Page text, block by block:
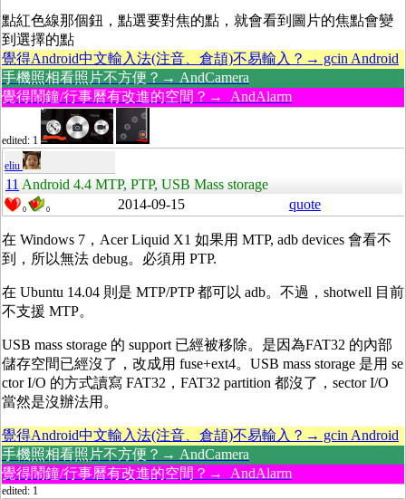
點紅色線那個鈕，點選要對焦的點，就會看到圖片的焦點會變
到選擇的點
覺得Android中文輸入法(注音、倉頡)不易輸入？→ gcin Android
手機照相看照片不方便？→ AndCamera
覺得鬧鐘/行事曆有改進的空間？→ AndAlarm
edited: 1
eliu
11 Android 4.4 MTP, PTP, USB Mass storage
0 0 2014-09-15 quote
在 Windows 7，Acer Liquid X1 如果用 MTP, adb devices 會看不
到，所以無法 debug。必須用 PTP.
在 Ubuntu 14.04 則是 MTP/PTP 都可以 adb。不過，shotwell 目前
不支援 MTP。
USB mass storage 的 support 已經被移除。是因為FAT32 的內部
儲存空間已經沒了，改成用 fuse+ext4。USB mass storage 是用 se
ctor I/O 的方式讀寫 FAT32，FAT32 partition 都沒了，sector I/O
當然是沒辦法用。
覺得Android中文輸入法(注音、倉頡)不易輸入？→ gcin Android
手機照相看照片不方便？→ AndCamera
覺得鬧鐘/行事曆有改進的空間？→ AndAlarm
edited: 1